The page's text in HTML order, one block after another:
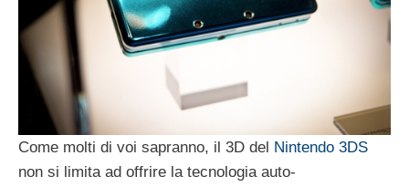
Come molti di voi sapranno, il 3D del Nintendo 3DS
non si limita ad offrire la tecnologia auto-